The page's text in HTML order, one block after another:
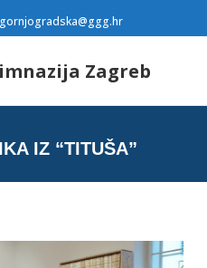
gornjogradska@ggg.hr
IZ “TITUŠA”